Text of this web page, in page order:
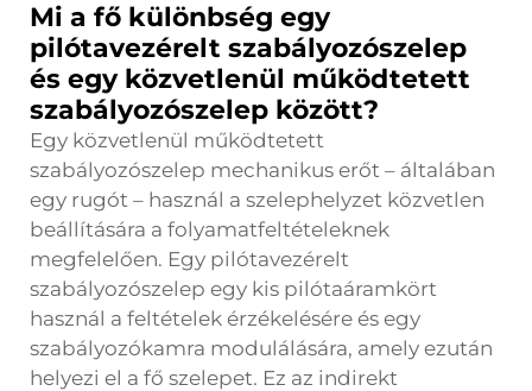
Mi a fő különbség egy
pilótavezérelt szabályozószelep
és egy közvetlenül működtetett
szabályozószelep között?
Egy közvetlenül működtetett
szabályozószelep mechanikus erőt – általában
egy rugót – használ a szelephelyzet közvetlen
beállítására a folyamatfeltételeknek
megfelelően. Egy pilótavezérelt
szabályozószelep egy kis pilótaáramkört
használ a feltételek érzékelésére és egy
szabályozókamra modulálására, amely ezután
helyezi el a fő szelepet. Ez az indirekt